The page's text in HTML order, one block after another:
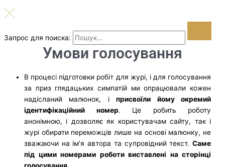
Запрос для поиска:
Умови голосування
В процесі підготовки робіт для журі, і для голосування
за приз глядацьких симпатій ми опрацювали кожен
надісланий малюнок, іприсвоїли йому окремий
ідентифікаційний номер. Це робить роботу
анонімною, і дозволяє як користувачам сайту, так і
журі обирати переможців лише на основі малюнку, не
зважаючи на ім’я автора та супровідний текст. Саме
під цими номерами роботи виставлені на сторінці